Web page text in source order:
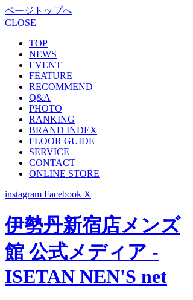
ページトップへ
CLOSE
TOP
NEWS
EVENT
FEATURE
RECOMMEND
Q&A
PHOTO
RANKING
BRAND INDEX
FLOOR GUIDE
SERVICE
CONTACT
ONLINE STORE
instagram Facebook X
伊勢丹新宿店メンズ
館 公式メディア -
ISETAN NEN'S net